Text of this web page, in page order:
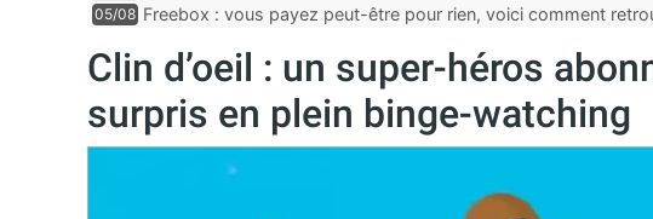
05/08 Freebox : vous payez peut-être pour rien, voici comment
Clin d’oeil : un super-héros
surpris en plein binge-watching